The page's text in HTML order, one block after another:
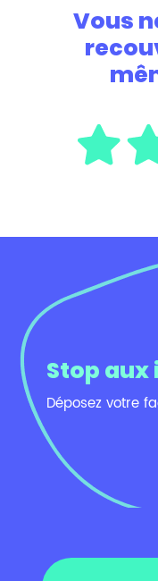
Vous
Stop
Déposez votre